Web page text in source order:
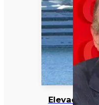
Elevador de